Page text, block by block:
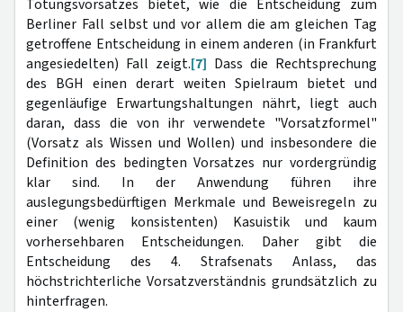
Tötungsvorsatzes bietet, wie die Entscheidung zum
Berliner Fall selbst und vor allem die am gleichen Tag
getroffene Entscheidung in einem anderen (in Frankfurt
angesiedelten) Fall zeigt.[7] Dass die Rechtsprechung
des BGH einen derart weiten Spielraum bietet und
gegenläufige Erwartungshaltungen nährt, liegt auch
daran, dass die von ihr verwendete "Vorsatzformel"
(Vorsatz als Wissen und Wollen) und insbesondere die
Definition des bedingten Vorsatzes nur vordergründig
klar sind. In der Anwendung führen ihre
auslegungsbedürftigen Merkmale und Beweisregeln zu
einer (wenig konsistenten) Kasuistik und kaum
vorhersehbaren Entscheidungen. Daher gibt die
Entscheidung des 4. Strafsenats Anlass, das
höchstrichterliche Vorsatzverständnis grundsätzlich zu
hinterfragen.